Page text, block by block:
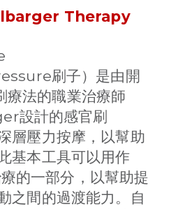
Therapy
刷子）是由開
療法的職業治療師
設計的感官刷
層壓力按摩，以幫助
基本工具可以用作
的一部分，以幫助提
之間的過渡能力。自